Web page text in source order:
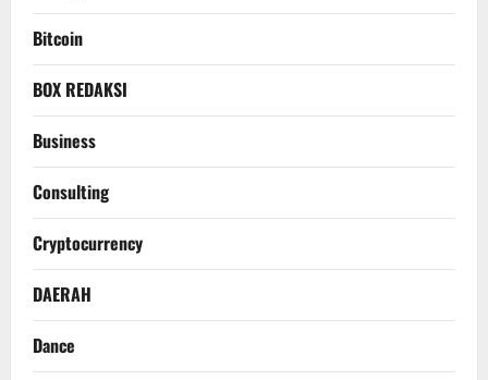
Bitcoin
BOX REDAKSI
Business
Consulting
Cryptocurrency
DAERAH
Dance